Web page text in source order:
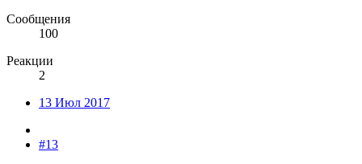
Сообщения
100
Реакции
2
13 Июл 2017
#13